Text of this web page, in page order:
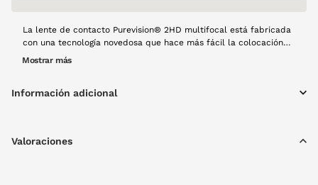
La lente de contacto Purevision® 2HD multifocal está fabricada
con una tecnología novedosa que hace más fácil la colocación
de la lente en el ojo. Es una lente mensual y cada caja contiene
Mostrar más
Información adicional
Valoraciones